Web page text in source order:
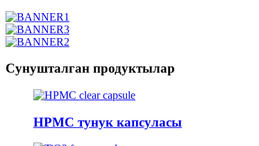
Сунушталган продуктылар
HPMC тунук капсуласы